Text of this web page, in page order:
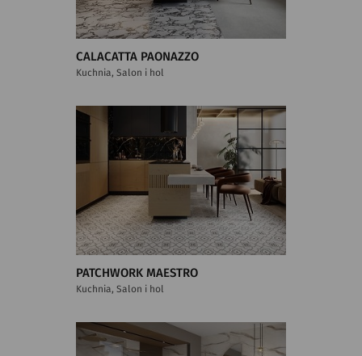
CALACATTA PAONAZZO
Kuchnia, Salon i hol
PATCHWORK MAESTRO
Kuchnia, Salon i hol